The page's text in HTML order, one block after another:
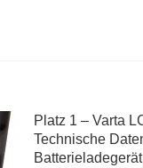
Platz 1 – Varta
Technische